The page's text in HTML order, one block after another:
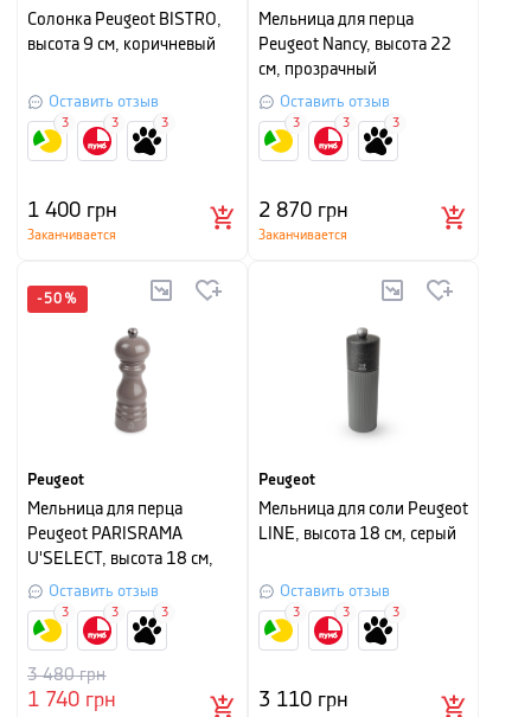
Солонка Peugeot BISTRO,
высота 9 см, коричневый
Оставить отзыв
1 400 грн
Заканчивается
3 3 3
Мельница для перца
Peugeot Nancy, высота 22
см, прозрачный
Оставить отзыв
2 870 грн
Заканчивается
3 3 3
-50 %
Peugeot
Мельница для перца
Peugeot PARISRAMA
U'SELECT, высота 18 см,
серый глянцевый
Оставить отзыв
1 740 грн
3 480грн
3 3 3
Peugeot
Мельница для соли Peugeot
LINE, высота 18 см, серый
Оставить отзыв
3 110 грн
3 3 3